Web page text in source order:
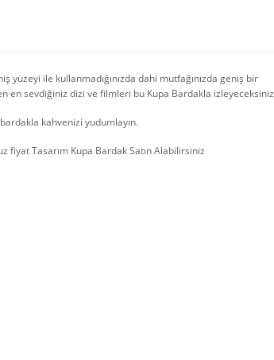
yüzeyi ile kullanmadığınızda dahi mutfağınızda geniş bir
en sevdiğiniz dizi ve filmleri bu Kupa Bardakla izleyeceksiniz
kahvenizi yudumlayın.
fiyat Tasarım Kupa Bardak Satın Alabilirsiniz